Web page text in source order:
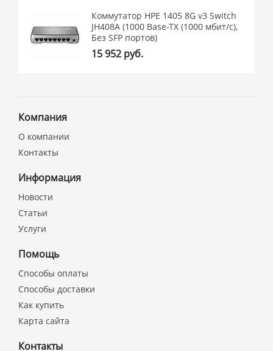
Коммутатор HPE 1405 8G v3 Switch
JH408A (1000 Base-TX (1000 мбит/с),
Без SFP портов)
15 952 руб.
Компания
О компании
Контакты
Информация
Новости
Статьи
Услуги
Помощь
Способы оплаты
Способы доставки
Как купить
Карта сайта
Контакты